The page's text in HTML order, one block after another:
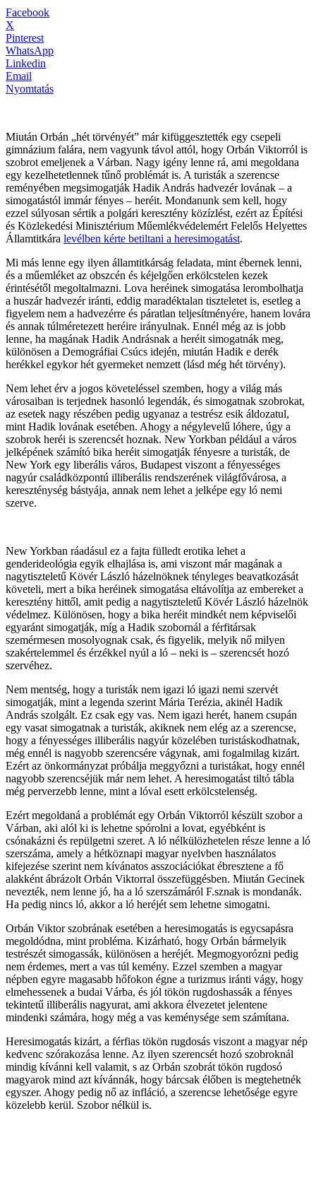
Facebook
X
Pinterest
WhatsApp
Linkedin
Email
Nyomtatás
Miután Orbán „hét törvényét” már kifüggesztették egy csepeli
gimnázium falára, nem vagyunk távol attól, hogy Orbán Viktorról is
szobrot emeljenek a Várban. Nagy igény lenne rá, ami megoldana
egy kezelhetetlennek tűnő problémát is. A turisták a szerencse
reményében megsimogatják Hadik András hadvezér lovának – a
simogatástól immár fényes – heréit. Mondanunk sem kell, hogy
ezzel súlyosan sértik a polgári keresztény közízlést, ezért az Építési
és Közlekedési Minisztérium Műemlékvédelemért Felelős Helyettes
Államtitkára levélben kérte betiltani a heresimogatást.
Mi más lenne egy ilyen államtitkárság feladata, mint ébernek lenni,
és a műemléket az obszcén és kéjelgően erkölcstelen kezek
érintésétől megoltalmazni. Lova heréinek simogatása lerombolhatja
a huszár hadvezér iránti, eddig maradéktalan tiszteletet is, esetleg a
figyelem nem a hadvezérre és páratlan teljesítményére, hanem lovára
és annak túlméretezett heréire irányulnak. Ennél még az is jobb
lenne, ha magának Hadik Andrásnak a heréit simogatnák meg,
különösen a Demográfiai Csúcs idején, miután Hadik e derék
herékkel egykor hét gyermeket nemzett (lásd még hét törvény).
Nem lehet érv a jogos követeléssel szemben, hogy a világ más
városaiban is terjednek hasonló legendák, és simogatnak szobrokat,
az esetek nagy részében pedig ugyanaz a testrész esik áldozatul,
mint Hadik lovának esetében. Ahogy a négylevelű lóhere, úgy a
szobrok heréi is szerencsét hoznak. New Yorkban például a város
jelképének számító bika heréit simogatják fényesre a turisták, de
New York egy liberális város, Budapest viszont a fényességes
nagyúr családközpontú illiberális rendszerének világfővárosa, a
kereszténység bástyája, annak nem lehet a jelképe egy ló nemi
szerve.
New Yorkban ráadásul ez a fajta fülledt erotika lehet a
genderideológia egyik elhajlása is, ami viszont már magának a
nagytiszteletű Kövér László házelnöknek tényleges beavatkozását
követeli, mert a bika heréinek simogatása eltávolítja az embereket a
keresztény hittől, amit pedig a nagytiszteletű Kövér László házelnök
védelmez. Különösen, hogy a bika heréit mindkét nem képviselői
egyaránt simogatják, míg a Hadik szobornál a férfitársak
szemérmesen mosolyognak csak, és figyelik, melyik nő milyen
szakértelemmel és érzékkel nyúl a ló – neki is – szerencsét hozó
szervéhez.
Nem mentség, hogy a turisták nem igazi ló igazi nemi szervét
simogatják, mint a legenda szerint Mária Terézia, akinél Hadik
András szolgált. Ez csak egy vas. Nem igazi herét, hanem csupán
egy vasat simogatnak a turisták, akiknek nem elég az a szerencse,
hogy a fényességes illiberális nagyúr közelében turistáskodhatnak,
még ennél is nagyobb szerencsére vágynak, ami fogalmilag kizárt.
Ezért az önkormányzat próbálja meggyőzni a turistákat, hogy ennél
nagyobb szerencséjük már nem lehet. A heresimogatást tiltó tábla
még perverzebb lenne, mint a lóval esett erkölcstelenség.
Ezért megoldaná a problémát egy Orbán Viktorról készült szobor a
Várban, aki alól ki is lehetne spórolni a lovat, egyébként is
csónakázni és repülgetni szeret. A ló nélkülözhetelen része lenne a ló
szerszáma, amely a hétköznapi magyar nyelvben használatos
kifejezése szerint nem kívánatos asszociációkat ébresztene a fő
alakként ábrázolt Orbán Viktorral összefüggésben. Miután Gecinek
nevezték, nem lenne jó, ha a ló szerszámáról F.sznak is mondanák.
Ha pedig nincs ló, akkor a ló heréjét sem lehetne simogatni.
Orbán Viktor szobrának esetében a heresimogatás is egycsapásra
megoldódna, mint probléma. Kizárható, hogy Orbán bármelyik
testrészét simogassák, különösen a heréjét. Megmogyorózni pedig
nem érdemes, mert a vas túl kemény. Ezzel szemben a magyar
népben egyre magasabb hőfokon égne a turizmus iránti vágy, hogy
elmehessenek a budai Várba, és jól tökön rugdoshassák a fényes
tekintetű illiberális nagyurat, ami akkora élvezetet jelentene
mindenki számára, hogy még a vas keménysége sem számítana.
Heresimogatás kizárt, a férfias tökön rugdosás viszont a magyar nép
kedvenc szórakozása lenne. Az ilyen szerencsét hozó szobroknál
mindig kívánni kell valamit, s az Orbán szobrát tökön rugdosó
magyarok mind azt kívánnák, hogy bárcsak élőben is megtehetnék
egyszer. Ahogy pedig nő az infláció, a szerencse lehetősége egyre
közelebb kerül. Szobor nélkül is.